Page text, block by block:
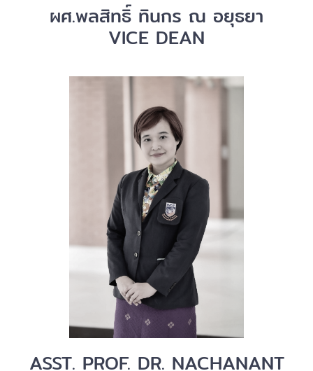
ผศ.พลสิทธิ์ ทินกร ณ อยุธยา
VICE DEAN
ASST. PROF. DR. NACHANANT